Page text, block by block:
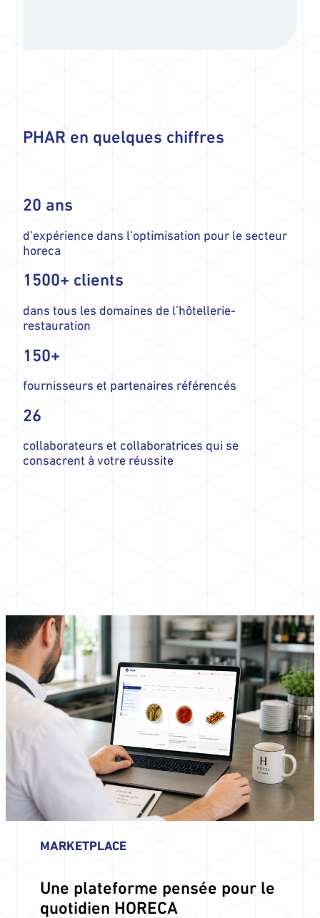
PHAR en quelques chiffres
20 ans
d’expérience dans l’optimisation pour le secteur
horeca
1500+ clients
dans tous les domaines de l’hôtellerie-
restauration
150+
fournisseurs et partenaires référencés
26
collaborateurs et collaboratrices qui se
consacrent à votre réussite
MARKETPLACE
Une plateforme pensée pour le
quotidien HORECA